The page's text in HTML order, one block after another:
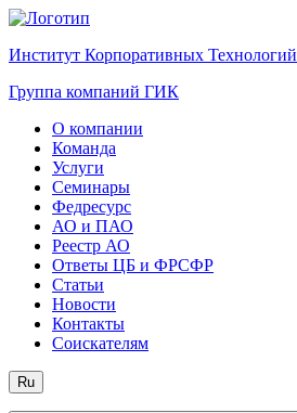
Институт Корпоративных Технологий
Группа компаний ГИК
О компании
Команда
Услуги
Семинары
Федресурс
АО и ПАО
Реестр АО
Ответы ЦБ и ФРСФР
Статьи
Новости
Контакты
Соискателям
Ru